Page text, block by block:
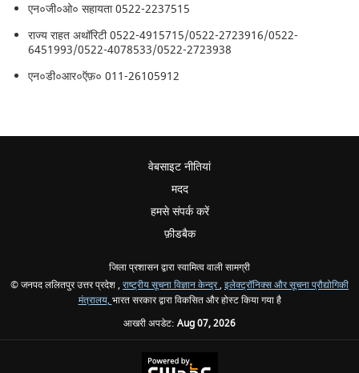
एन०जी०ओ० सहायता 0522-2237515
राज्य राहत अथॉरिटी 0522-4915715/0522-2723916/0522-
6451993/0522-4078533/0522-2723938
एन०डी०आर०ऍफ़० 011-26105912
वेबसाइट नीतियां
मदद
हमसे संपर्क करें
फ़ीडबैक
जिला प्रशासन द्वारा स्वामित्व वाली सामग्री
© जनपद ललितपुर उत्तर प्रदेश , राष्ट्रीय सूचना विज्ञान केन्द्र, इलेक्ट्रॉनिक्स और सूचना प्रौद्योगिकी
मंत्रालय, भारत सरकार द्वारा विकसित और होस्ट किया गया है
आखरी अपडेट: Aug 07, 2026